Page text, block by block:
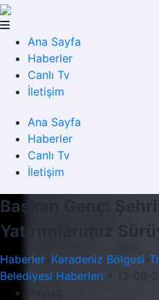
Ana Sayfa
Haberler
Canlı Tv
İletişim
Ana Sayfa
Haberler
Canlı Tv
İletişim
Başkan Genç:
Yatırımlarımız
Haberler Karadeniz Bölgesi»
Belediyesi Haberleri • 13-06-